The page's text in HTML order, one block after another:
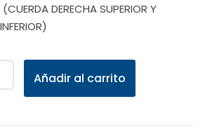
DERECHA SUPERIOR Y
Añadir al carrito